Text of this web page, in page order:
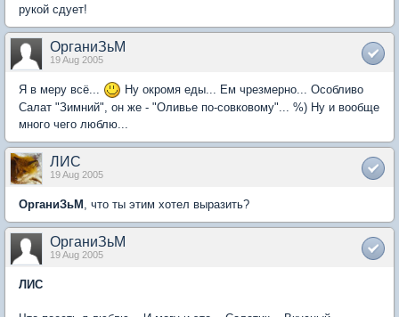
рукой сдует!
ОрганиЗьМ
19 Aug 2005
Я в меру всё...
Ну окромя еды... Ем чрезмерно... Особливо
Салат "Зимний", он же - "Оливье по-совковому"... %) Ну и вообще
много чего люблю...
ЛИС
19 Aug 2005
ОрганиЗьМ , что ты этим хотел выразить?
ОрганиЗьМ
19 Aug 2005
ЛИС